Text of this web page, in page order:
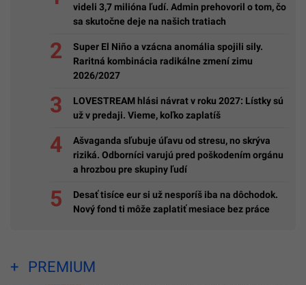
videli 3,7 milióna ľudí. Admin prehovoril o tom, čo
sa skutočne deje na našich tratiach
Super El Niño a vzácna anomália spojili sily.
Raritná kombinácia radikálne zmení zimu
2026/2027
LOVESTREAM hlási návrat v roku 2027: Lístky sú
už v predaji. Vieme, koľko zaplatíš
Ašvaganda sľubuje úľavu od stresu, no skrýva
riziká. Odborníci varujú pred poškodením orgánu
a hrozbou pre skupiny ľudí
Desať tisíce eur si už nesporíš iba na dôchodok.
Nový fond ti môže zaplatiť mesiace bez práce
PREMIUM